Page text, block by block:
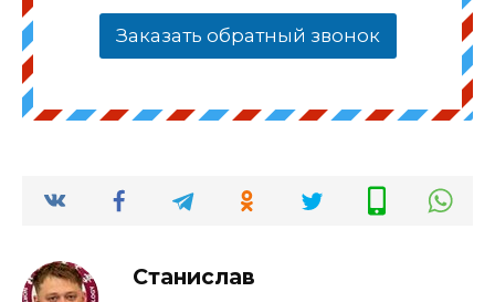
Заказать обратный звонок
Станислав